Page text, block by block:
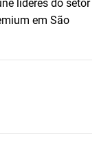
líderes do setor
em São